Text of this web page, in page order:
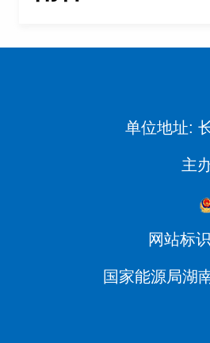
单位地址:
主
网站标
国家能源局湖